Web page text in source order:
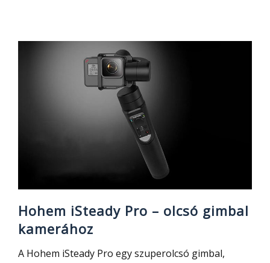
olcsó
2
az
Hohem iSteady Pro – olcsó gimbal
kamerához
A Hohem iSteady Pro egy szuperolcsó gimbal,